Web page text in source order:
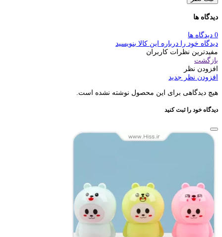
دیدگاه ها
0 دیدگاه ها
دیدگاه خود را درباره این کالا بنویسید
مفیدترین نظرات کاربران
بازگشت
افزودن نظر
افزودن نظر جدید
هیچ دیدگاهی برای این محصول نوشته نشده است.
دیدگاه خود را ثبت کنید